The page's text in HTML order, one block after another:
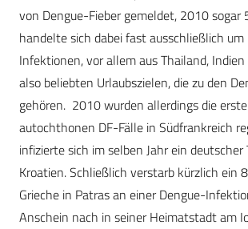
von Dengue-Fieber gemeldet, 2010 sogar
handelte sich dabei fast ausschließlich
Infektionen, vor allem aus Thailand,
also beliebten Urlaubszielen, die zu den
gehören. 2010 wurden allerdings die
autochthonen DF-Fälle in Südfrankreich
infizierte sich im selben Jahr ein deutscher
Kroatien. Schließlich verstarb kürzlich ein
Grieche in Patras an einer Dengue-
Anschein nach in seiner Heimatstadt am